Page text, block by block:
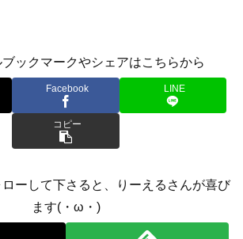
ックマークやシェアはこちらから
Facebook LINE
コピー
ーして下さると、りーえるさんが喜び
ます(・ω・)